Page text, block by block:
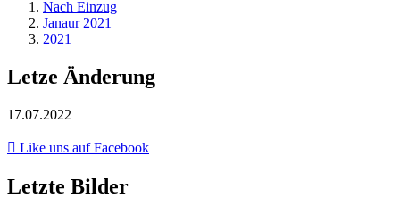
Nach Einzug
Janaur 2021
2021
Letze Änderung
17.07.2022
Like uns auf Facebook
Letzte Bilder